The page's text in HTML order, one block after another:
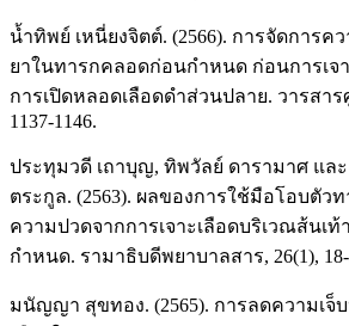
น้ำทิพย์ เหนี่ยงจิตต์. (2566). การจัดการค
ยาในทารกคลอดก่อนกำหนด ก่อนการเจ
การเปิดหลอดเลือดดำส่วนปลาย. วารสาร
1137-1146.
ประทุมวดี เถาบุญ, ทิพวัลย์ ดารามาศ แล
ตระกูล. (2563). ผลของการใช้มือโอบตัว
ความปวดจากการเจาะเลือดบริเวณส้นเ
กำหนด. รามาธิบดีพยาบาลสาร, 26(1), 18-
มนัญญา สุขทอง. (2565). การลดความเจ็บ